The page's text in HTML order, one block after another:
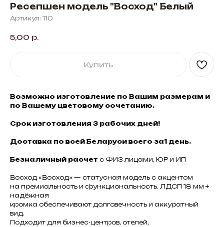
Ресепшен модель "Восход" Белый
Артикул: 110
5,00 р.
Купить
Возможно изготовление по Вашим размерам и
по Вашему цветовому сочетанию.
Срок изготовления 3 рабочих дней!
Доставка по всей Беларуси всего за1 день.
Безналичный расчет с ФИЗ лицами, ЮР и ИП
Восход «Восход» — статусная модель с акцентом
на премиальность и функциональность. ЛДСП 18 мм +
надёжная
кромка обеспечивают долговечность и аккуратный
вид.
Подходит для бизнес-центров, отелей,